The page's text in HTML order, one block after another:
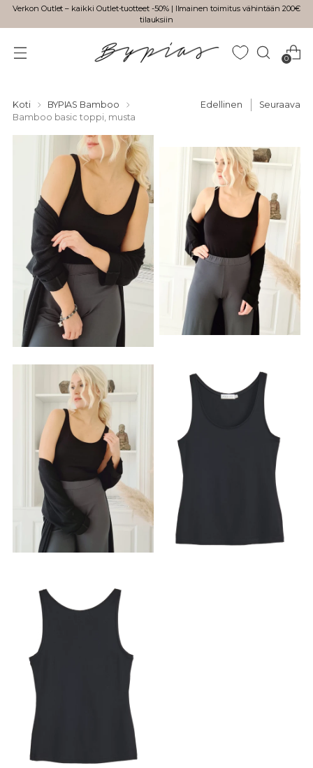
Verkon Outlet – kaikki Outlet-tuotteet -50% | Ilmainen toimitus vähintään 200€
tilauksiin
0
Koti
BYPIAS Bamboo
Bamboo basic toppi, musta
Edellinen Seuraava